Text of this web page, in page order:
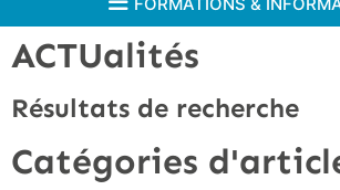
ACTUalités
Résultats de recherche
Catégories